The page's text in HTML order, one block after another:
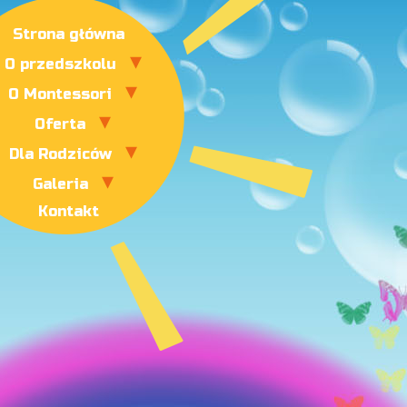
Strona główna
O przedszkolu
O Montessori
Oferta
Dla Rodziców
Galeria
Kontakt